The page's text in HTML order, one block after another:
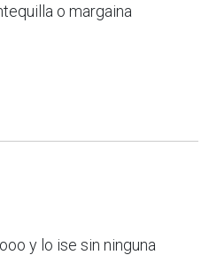
o margaina
y lo ise sin ninguna